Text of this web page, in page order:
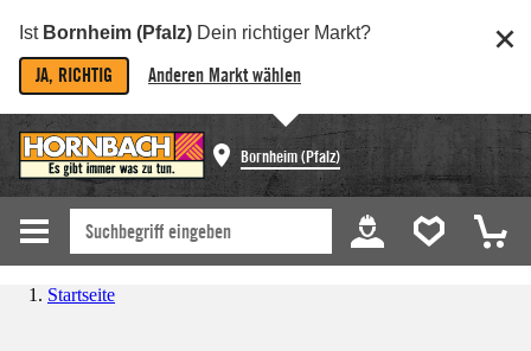
Ist Bornheim (Pfalz) Dein richtiger Markt?
JA, RICHTIG Anderen Markt wählen
Bornheim (Pfalz)
Startseite